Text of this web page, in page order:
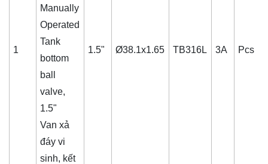
1
Manually
Operated
Tank
bottom
ball
valve,
1.5"
Van xả
đáy vi
sinh, kết
1.5" Ø38.1x1.65 TB316L 3A Pcs